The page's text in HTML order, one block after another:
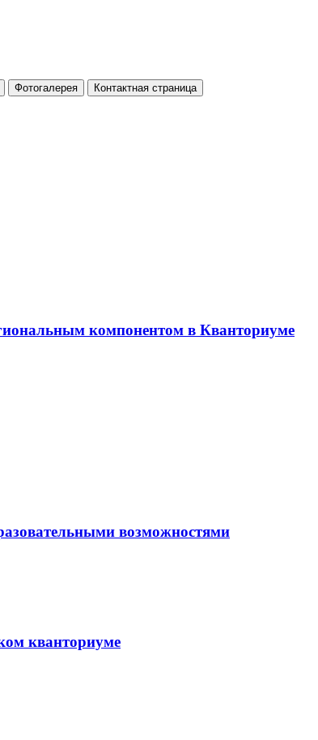
Фотогалерея Контактная страница
компонентом в Кванториуме
возможностями
кванториуме